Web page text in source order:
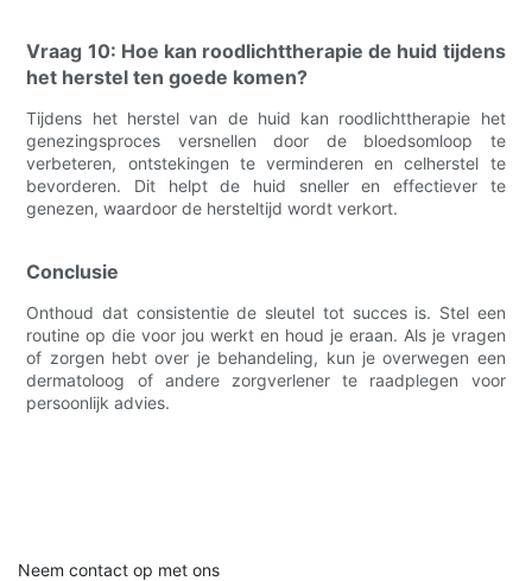
Vraag 10: Hoe kan roodlichttherapie de huid tijdens
het herstel ten goede komen?
Tijdens het herstel van de huid kan roodlichttherapie het
genezingsproces versnellen door de bloedsomloop te
verbeteren, ontstekingen te verminderen en celherstel te
bevorderen. Dit helpt de huid sneller en effectiever te
genezen, waardoor de hersteltijd wordt verkort.
Conclusie
Onthoud dat consistentie de sleutel tot succes is. Stel een
routine op die voor jou werkt en houd je eraan. Als je vragen
of zorgen hebt over je behandeling, kun je overwegen een
dermatoloog of andere zorgverlener te raadplegen voor
persoonlijk advies.
Neem contact op met ons